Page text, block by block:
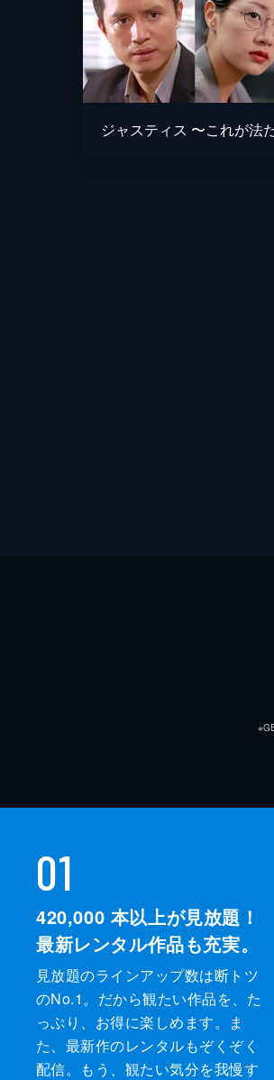
ジャスティス 〜これが法
01
420,000 本以上が見放題！
最新レンタル作品も充実。
見放題のラインアップ数は断トツ
のNo.1。だから観たい作品を、た
っぷり、お得に楽しめます。ま
た、最新作のレンタルもぞくぞく
配信。もう、観たい気分を我慢す